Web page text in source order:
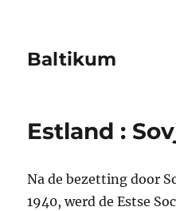
Baltikum
Estland :
Na de bezetting door
1940, werd de Estse